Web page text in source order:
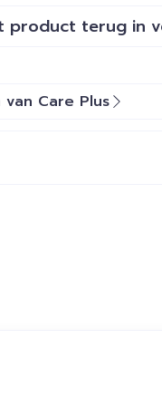
product terug in
Care Plus